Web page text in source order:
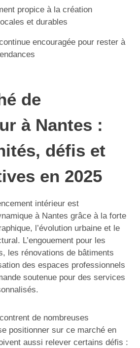
propice à la création
et durables
encouragée pour rester à
de
à Nantes :
défis et
en 2025
intérieur est
à Nantes grâce à la forte
l’évolution urbaine et le
L’engouement pour les
les rénovations de bâtiments
des espaces professionnels
soutenue pour des services
de nombreuses
positionner sur ce marché en
aussi relever certains défis :